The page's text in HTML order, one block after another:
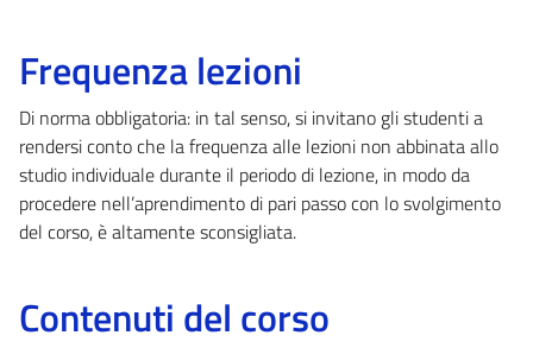
Frequenza lezioni
Di norma obbligatoria: in tal senso, si invitano gli studenti a
rendersi conto che la frequenza alle lezioni non abbinata allo
studio individuale durante il periodo di lezione, in modo da
procedere nell’aprendimento di pari passo con lo svolgimento
del corso, è altamente sconsigliata.
Contenuti del corso